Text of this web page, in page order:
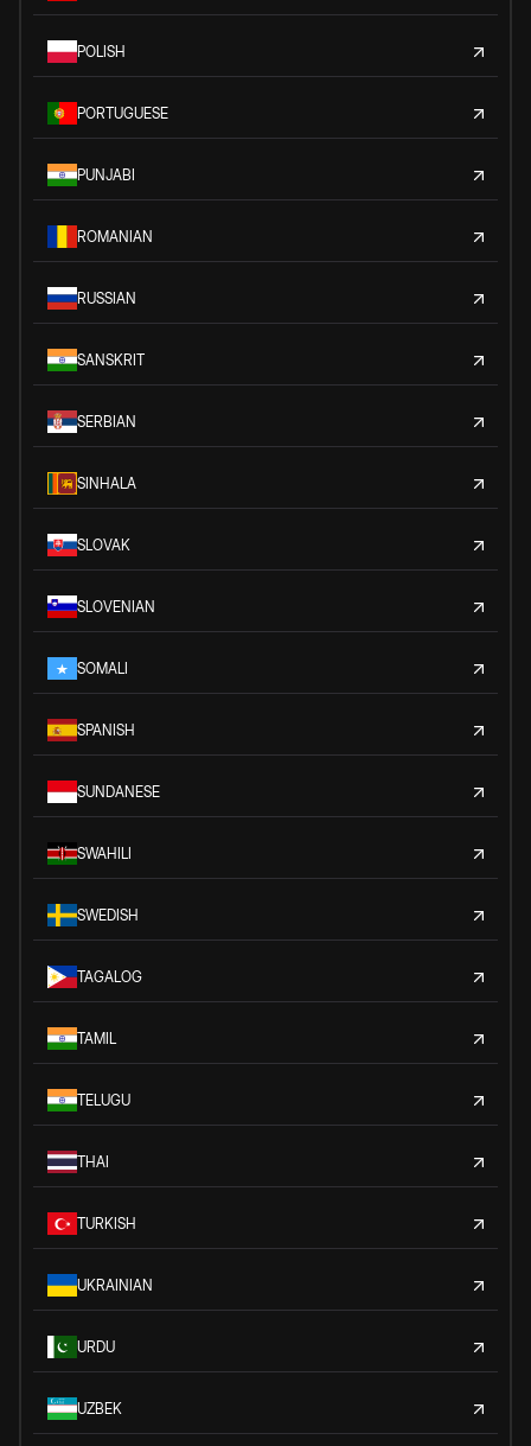
POLISH
PORTUGUESE
PUNJABI
ROMANIAN
RUSSIAN
SANSKRIT
SERBIAN
SINHALA
SLOVAK
SLOVENIAN
SOMALI
SPANISH
SUNDANESE
SWAHILI
SWEDISH
TAGALOG
TAMIL
TELUGU
THAI
TURKISH
UKRAINIAN
URDU
UZBEK